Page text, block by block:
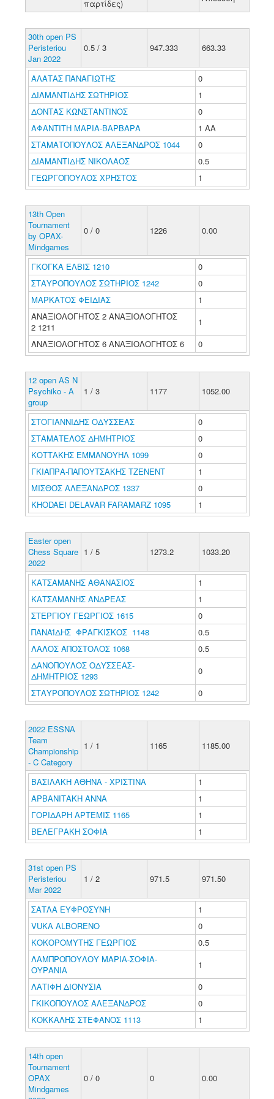
παρτίδες)
30th open PS
Peristeriou
Jan 2022
0.5 / 3 947.333 663.33
ΑΛΑΤΑΣ ΠΑΝΑΓΙΩΤΗΣ
0
ΔΙΑΜΑΝΤΙΔΗΣ ΣΩΤΗΡΙΟΣ
1
ΔΟΝΤΑΣ ΚΩΝΣΤΑΝΤΙΝΟΣ
0
ΑΦΑΝΤΙΤΗ ΜΑΡΙΑ-ΒΑΡΒΑΡΑ
1 ΑΑ
ΣΤΑΜΑΤΟΠΟΥΛΟΣ ΑΛΕΞΑΝΔΡΟΣ 1044
0
ΔΙΑΜΑΝΤΙΔΗΣ ΝΙΚΟΛΑΟΣ
0.5
ΓΕΩΡΓΟΠΟΥΛΟΣ ΧΡΗΣΤΟΣ
1
13th Open
Tournament
by OPAX-
Mindgames
0 / 0 1226 0.00
ΓΚΟΓΚΑ ΕΛΒΙΣ 1210
0
ΣΤΑΥΡΟΠΟΥΛΟΣ ΣΩΤΗΡΙΟΣ 1242
0
ΜΑΡΚΑΤΟΣ ΦΕΙΔΙΑΣ
1
ΑΝΑΞΙΟΛΟΓΗΤΟΣ 2 ΑΝΑΞΙΟΛΟΓΗΤΟΣ
2 1211
1
ΑΝΑΞΙΟΛΟΓΗΤΟΣ 6 ΑΝΑΞΙΟΛΟΓΗΤΟΣ 6
0
12 open AS N
Psychiko - A
group
1 / 3 1177 1052.00
ΣΤΟΓΙΑΝΝΙΔΗΣ ΟΔΥΣΣΕΑΣ
0
ΣΤΑΜΑΤΕΛΟΣ ΔΗΜΗΤΡΙΟΣ
0
ΚΟΤΤΑΚΗΣ ΕΜΜΑΝΟΥΗΛ 1099
0
ΓΚΙΑΠΡΑ-ΠΑΠΟΥΤΣΑΚΗΣ ΤΖΕΝΕΝΤ
1
ΜΙΣΘΟΣ ΑΛΕΞΑΝΔΡΟΣ 1337
0
KHODAEI DELAVAR FARAMARZ 1095
1
Easter open
Chess Square
2022
1 / 5 1273.2 1033.20
ΚΑΤΣΑΜΑΝΗΣ ΑΘΑΝΑΣΙΟΣ
1
ΚΑΤΣΑΜΑΝΗΣ ΑΝΔΡΕΑΣ
1
ΣΤΕΡΓΙΟΥ ΓΕΩΡΓΙΟΣ 1615
0
ΠΑΝΑΪΔΗΣ ΦΡΑΓΚΙΣΚΟΣ 1148
0.5
ΛΑΛΟΣ ΑΠΟΣΤΟΛΟΣ 1068
0.5
ΔΑΝΟΠΟΥΛΟΣ ΟΔΥΣΣΕΑΣ-
ΔΗΜΗΤΡΙΟΣ 1293
0
ΣΤΑΥΡΟΠΟΥΛΟΣ ΣΩΤΗΡΙΟΣ 1242
0
2022 ESSNA
Team
Championship
- C Category
1 / 1 1165 1185.00
ΒΑΣΙΛΑΚΗ ΑΘΗΝΑ - ΧΡΙΣΤΙΝΑ
1
ΑΡΒΑΝΙΤΑΚΗ ΑΝΝΑ
1
ΓΟΡΙΔΑΡΗ ΑΡΤΕΜΙΣ 1165
1
ΒΕΛΕΓΡΑΚΗ ΣΟΦΙΑ
1
31st open PS
Peristeriou
Mar 2022
1 / 2 971.5 971.50
ΣΑΤΛΑ ΕΥΦΡΟΣΥΝΗ
1
VUKA ALBORENO
0
ΚΟΚΟΡΟΜΥΤΗΣ ΓΕΩΡΓΙΟΣ
0.5
ΛΑΜΠΡΟΠΟΥΛΟΥ ΜΑΡΙΑ-ΣΟΦΙΑ-
ΟΥΡΑΝΙΑ
1
ΛΑΤΙΦΗ ΔΙΟΝΥΣΙΑ
0
ΓΚΙΚΟΠΟΥΛΟΣ ΑΛΕΞΑΝΔΡΟΣ
0
ΚΟΚΚΑΛΗΣ ΣΤΕΦΑΝΟΣ 1113
1
14th open
Tournament
OPAX
Mindgames
0 / 0 0 0.00